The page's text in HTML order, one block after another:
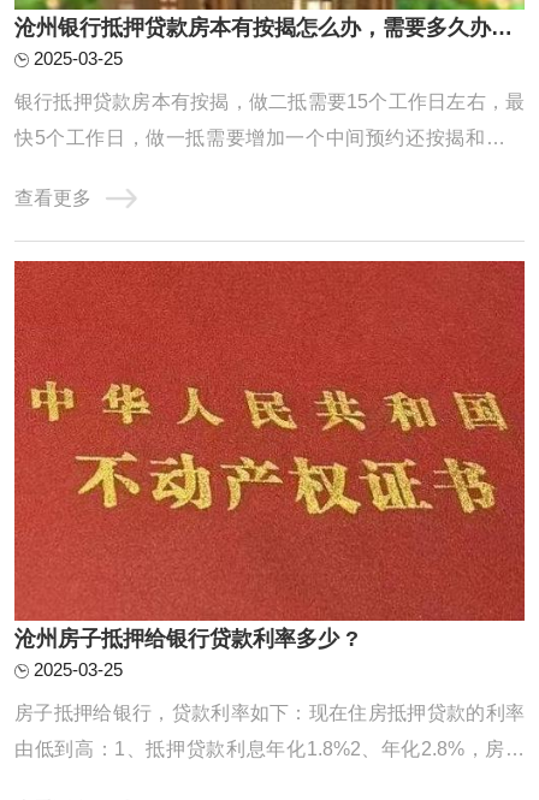
沧州银行抵押贷款房本有按揭怎么办，需要多久办下来？
2025-03-25
银行抵押贷款房本有按揭，做二抵需要15个工作日左右，最
快5个工作日，做一抵需要增加一个中间预约还按揭和解压
也就是从还款到解压完需要花费一周时间，所以总共就是需
要20个工作日左右能放款。一抵具体操作流程梳理：预约提
前还款，一般需要提前半个月左右预约，特殊 ...
查看更多
沧州房子抵押给银行贷款利率多少 ?
2025-03-25
房子抵押给银行，贷款利率如下：现在住房抵押贷款的利率
由低到高：1、抵押贷款利息年化1.8%2、年化2.8%，房本